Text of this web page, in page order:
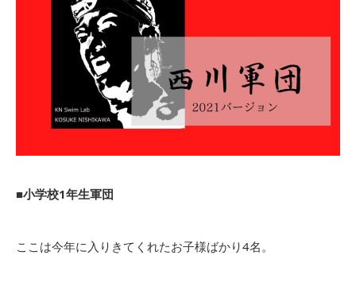
■小学校1年生軍団
ここは今年に入りきてくれたお子様ばかり4名。